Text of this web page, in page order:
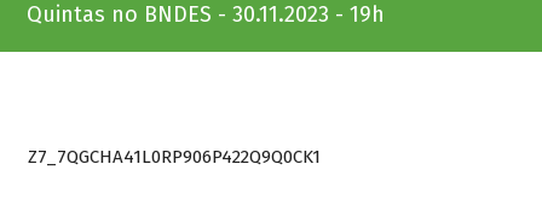
Quintas no BNDES - 30.11.2023 - 19h
Z7_7QGCHA41L0RP906P422Q9Q0CK1